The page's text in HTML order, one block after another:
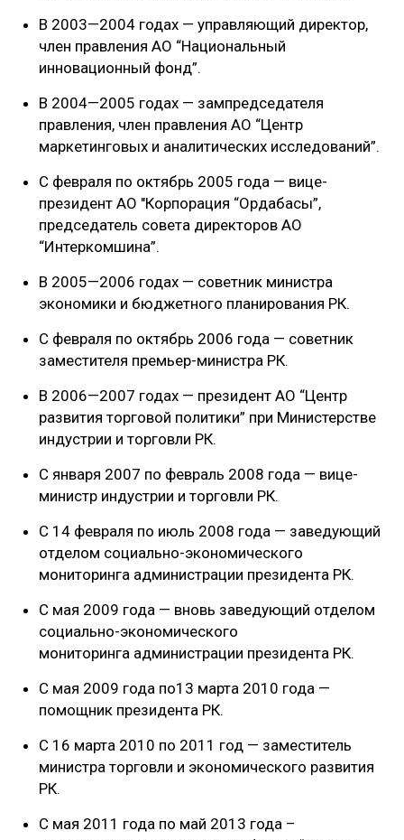
В 2003—2004 годах — управляющий директор,
член правления АО “Национальный
инновационный фонд”.
В 2004—2005 годах — зампредседателя
правления, член правления АО “Центр
маркетинговых и аналитических исследований”.
С февраля по октябрь 2005 года — вице-
президент АО "Корпорация “Ордабасы”,
председатель совета директоров АО
“Интеркомшина”.
В 2005—2006 годах — советник министра
экономики и бюджетного планирования РК.
С февраля по октябрь 2006 года — советник
заместителя премьер-министра РК.
В 2006—2007 годах — президент АО “Центр
развития торговой политики” при Министерстве
индустрии и торговли РК.
С января 2007 по февраль 2008 года — вице-
министр индустрии и торговли РК.
С 14 февраля по июль 2008 года — заведующий
отделом социально-экономического
мониторинга администрации президента РК.
С мая 2009 года — вновь заведующий отделом
социально-экономического
мониторинга администрации президента РК.
С мая 2009 года по13 марта 2010 года —
помощник президента РК.
С 16 марта 2010 по 2011 год — заместитель
министра торговли и экономического развития
РК.
С мая 2011 года по май 2013 года –